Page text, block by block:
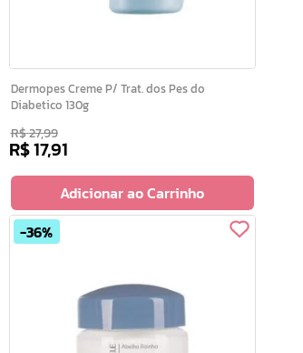
Dermopes Creme P/ Trat. dos Pes do
Diabetico 130g
R$27,99
R$17,91
Adicionar ao Carrinho
36%